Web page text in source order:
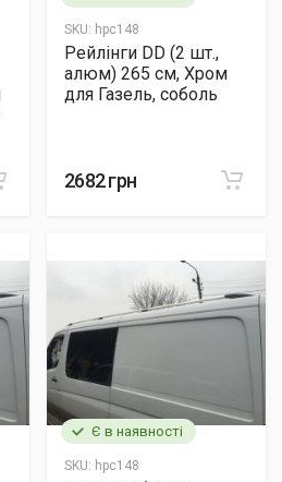
SKU: hpc148
Рейлінги DD (2 шт.,
алюм) 265 см, Хром
для Газель, соболь
2682 грн
Є в наявності
SKU: hpc148